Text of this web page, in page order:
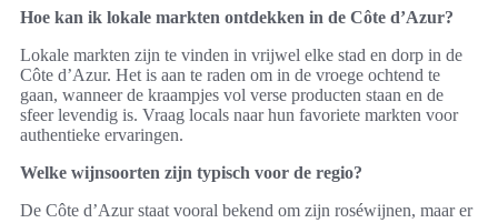
Hoe kan ik lokale markten ontdekken in de Côte d’Azur?
Lokale markten zijn te vinden in vrijwel elke stad en dorp in de
Côte d’Azur. Het is aan te raden om in de vroege ochtend te
gaan, wanneer de kraampjes vol verse producten staan en de
sfeer levendig is. Vraag locals naar hun favoriete markten voor
authentieke ervaringen.
Welke wijnsoorten zijn typisch voor de regio?
De Côte d’Azur staat vooral bekend om zijn roséwijnen, maar er